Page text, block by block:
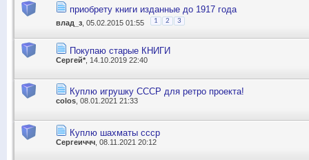
приобрету книги изданные до 1917 года
влад_з , 05.02.2015 01:55 1 2 3
Покупаю старые КНИГИ
Сергей* , 14.10.2019 22:40
Куплю игрушку СССР для ретро проекта!
colos , 08.01.2021 21:33
Куплю шахматы ссср
Сергеиччч , 08.11.2021 20:12